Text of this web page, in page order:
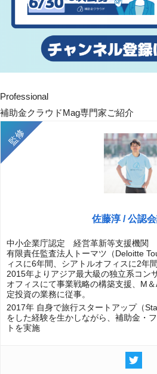
Professional
補助金クラウドMag専門家ご紹介
佐藤淳 / 公認
中小企業庁認定 経営革新等支援機関
有限責任監査法人トーマツ（Deloitte
ィスに6年間、シアトルオフィスに2年間
2015年よりアジア最大級の独立系コン
オフィスにて事業戦略の構築支援、M
定投資の業務に従事。
2017年 自身で旅行スタートアップ（
をした経験を生かしながら、補助金・
トを実施